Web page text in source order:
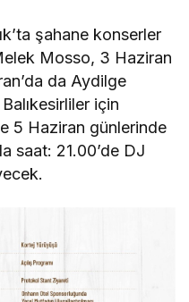
şahane konserler
Mosso, 3 Haziran
da Aydilge
için
5 Haziran günlerinde
saat: 21.00’de DJ